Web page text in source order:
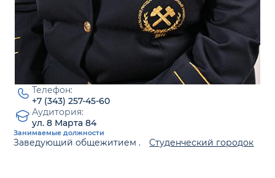
Телефон:
+7 (343) 257-45-60
Аудитория:
ул. 8 Марта 84
Занимаемые должности
Заведующий общежитием . Студенческий городок